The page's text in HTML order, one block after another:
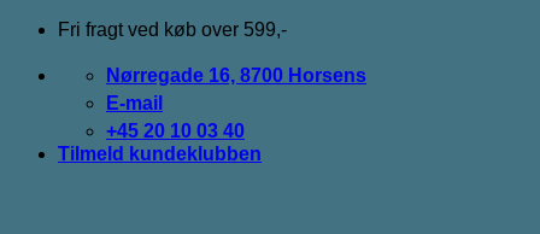
Fortsæt
indhold
Fri fragt ved køb over 599,-
Nørregade 16, 8700 Horsens
E-mail
+45 20 10 03 40
Tilmeld kundeklubben